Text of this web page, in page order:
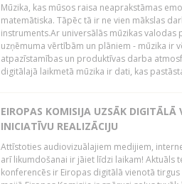
Mūzika, kas mūsos raisa neaprakstāmas
matemātiska. Tāpēc tā ir ne vien mākslas
instruments.Ar universālās mūzikas
uzņēmuma vērtībām un plāniem - mūzika ir
atpazīstamības un produktīvas darba
digitālajā laikmetā mūzika ir dati, kas
EIROPAS KOMISIJA UZSĀK DIGITĀLĀ
INICIATĪVU REALIZĀCIJU
Attīstoties audiovizuālajiem medijiem,
arī likumdošanai ir jāiet līdzi laikam! Aktuāls
konferencēs ir Eiropas digitālā vienotā